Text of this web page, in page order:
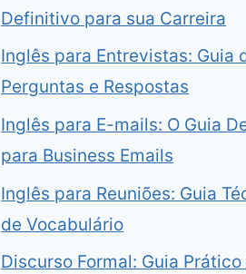
Definitivo para sua Carreira
Inglês para Entrevistas: Guia
Perguntas e Respostas
Inglês para E-mails: O Guia
para Business Emails
Inglês para Reuniões: Guia
de Vocabulário
Discurso Formal: Guia Prático